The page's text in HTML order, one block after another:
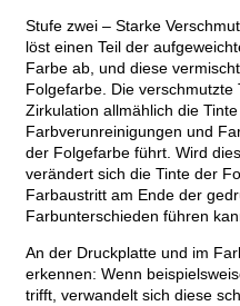
Stufe zwei – Starke
löst einen Teil der
Farbe ab, und diese
Folgefarbe. Die
Zirkulation allmählich die
Farbverunreinigungen und
der Folgefarbe führt. Wird
verändert sich die Tinte der
Farbaustritt am Ende der
Farbunterschieden führen
An der Druckplatte und im
erkennen: Wenn
trifft, verwandelt sich diese